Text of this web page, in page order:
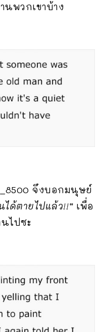
นพวกเขาบ้าง
จึงบอกมนุษย์
ด้ตายไปแล้ว!!”เพื่อ
ไปซะ